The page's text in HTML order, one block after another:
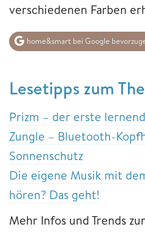
verschiedenen Farben
home&smart bei Google
Lesetipps zum
Prizm – der erste
Zungle – Bluetooth-
Sonnenschutz
Die eigene Musik mit
hören? Das geht!
Mehr Infos und Trends